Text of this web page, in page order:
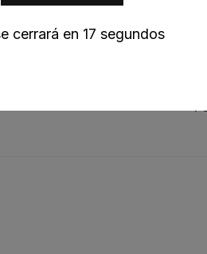
cerrará en 16 segundos